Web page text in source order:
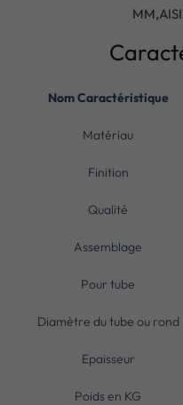
Nom Caractéristique
Matériau
Finition
Qualité
Assemblage
Pour tube
Diamètre du tube ou rond
Epaisseur
Poids en KG